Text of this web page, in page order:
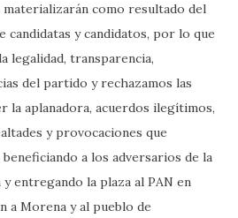
materializarán como resultado del
candidatas y candidatos, por lo que
legalidad, transparencia,
del partido y rechazamos las
la aplanadora, acuerdos ilegítimos,
y provocaciones que
a los adversarios de la
entregando la plaza al PAN en
a Morena y al pueblo de